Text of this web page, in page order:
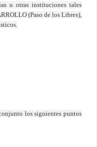
u otras instituciones tales
(Paso de los Libres),
los siguientes puntos